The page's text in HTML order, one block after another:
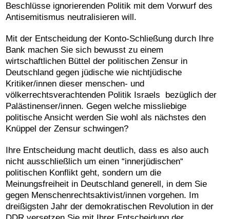
Beschlüsse ignorierenden Politik mit dem Vorwurf des
Antisemitismus neutralisieren will.
Mit der Entscheidung der Konto-Schließung durch Ihre
Bank machen Sie sich bewusst zu einem
wirtschaftlichen Büttel der politischen Zensur in
Deutschland gegen jüdische wie nichtjüdische
Kritiker/innen dieser menschen- und
völkerrechtsverachtenden Politik Israels bezüglich der
Palästinenser/innen. Gegen welche missliebige
politische Ansicht werden Sie wohl als nächstes den
Knüppel der Zensur schwingen?
Ihre Entscheidung macht deutlich, dass es also auch
nicht ausschließlich um einen “innerjüdischen“
politischen Konflikt geht, sondern um die
Meinungsfreiheit in Deutschland generell, in dem Sie
gegen Menschenrechtsaktivist/innen vorgehen. Im
dreißigsten Jahr der demokratischen Revolution in der